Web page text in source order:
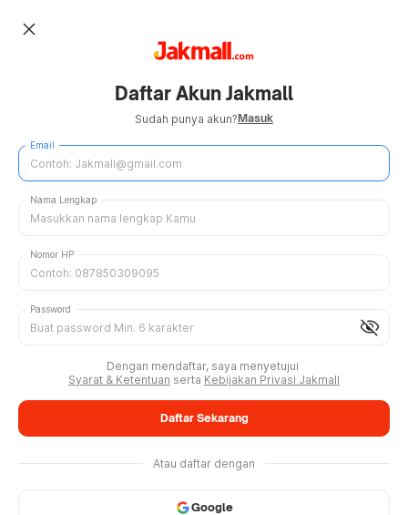
close
Daftar Akun Jakmall
Sudah punya akun?Masuk
Email
Nama Lengkap
Nomor HP
visibility_off
Password
Dengan mendaftar, saya menyetujui
Syarat & Ketentuan serta Kebijakan Privasi Jakmall
Daftar Sekarang
Atau daftar dengan
Google